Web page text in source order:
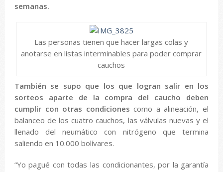
semanas.
Las personas tienen que hacer largas colas y
anotarse en listas interminables para poder comprar
cauchos
También se supo que los que logran salir en los
sorteos aparte de la compra del caucho deben
cumplir con otras condiciones como a alineación, el
balanceo de los cuatro cauchos, las válvulas nuevas y el
llenado del neumático con nitrógeno que termina
saliendo en 10.000 bolívares.
“Yo pagué con todas las condicionantes, por la garantía